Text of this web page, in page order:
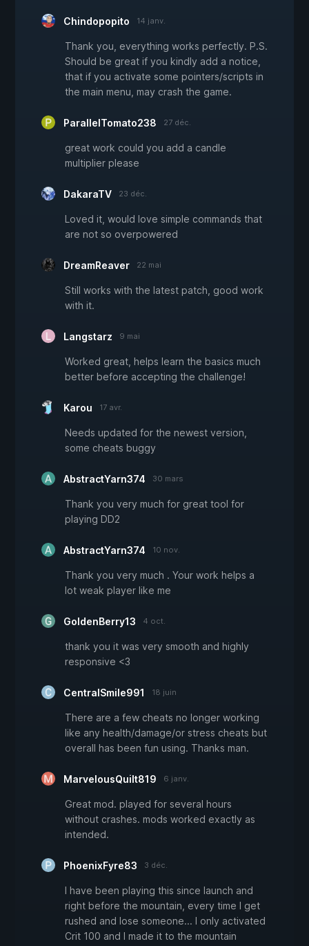
Chindopopito 14 janv.
Thank you, everything works perfectly. P.S.
Should be great if you kindly add a notice,
that if you activate some pointers/scripts in
the main menu, may crash the game.
ParallelTomato238 27 déc.
great work could you add a candle
multiplier please
DakaraTV 23 déc.
Loved it, would love simple commands that
are not so overpowered
DreamReaver 22 mai
Still works with the latest patch, good work
with it.
Langstarz 9 mai
Worked great, helps learn the basics much
better before accepting the challenge!
Karou 17 avr.
Needs updated for the newest version,
some cheats buggy
AbstractYarn374 30 mars
Thank you very much for great tool for
playing DD2
AbstractYarn374 10 nov.
Thank you very much . Your work helps a
lot weak player like me
GoldenBerry13 4 oct.
thank you it was very smooth and highly
responsive <3
CentralSmile991 18 juin
There are a few cheats no longer working
like any health/damage/or stress cheats but
overall has been fun using. Thanks man.
MarvelousQuilt819 6 janv.
Great mod. played for several hours
without crashes. mods worked exactly as
intended.
PhoenixFyre83 3 déc.
I have been playing this since launch and
right before the mountain, every time I get
rushed and lose someone... I only activated
Crit 100 and I made it to the mountain